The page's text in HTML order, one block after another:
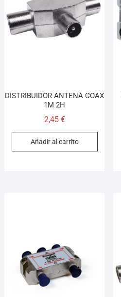
DISTRIBUIDOR ANTENA COAX
1M 2H
2,45 €
Añadir al carrito